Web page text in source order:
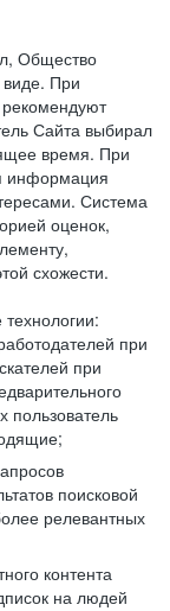
Общество
При
Сайта выбирал
время. При
информация
Система
оценок,
схожести.
при
при
пользователь
поисковой
релевантных
контента
на людей